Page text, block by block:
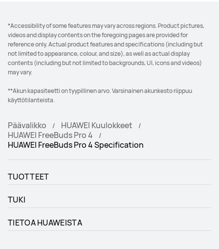
*Accessibility of some features may vary across regions. Product pictures,
videos and display contents on the foregoing pages are provided for
reference only. Actual product features and specifications (including but
not limited to appearance, colour, and size), as well as actual display
contents (including but not limited to backgrounds, UI, icons and videos)
may vary.
**Akun kapasiteetti on tyypillinen arvo. Varsinainen akunkesto riippuu
käyttötilanteista.
Päävalikko
HUAWEI Kuulokkeet
HUAWEI FreeBuds Pro 4
HUAWEI FreeBuds Pro 4 Specification
TUOTTEET
TUKI
TIETOA HUAWEISTA